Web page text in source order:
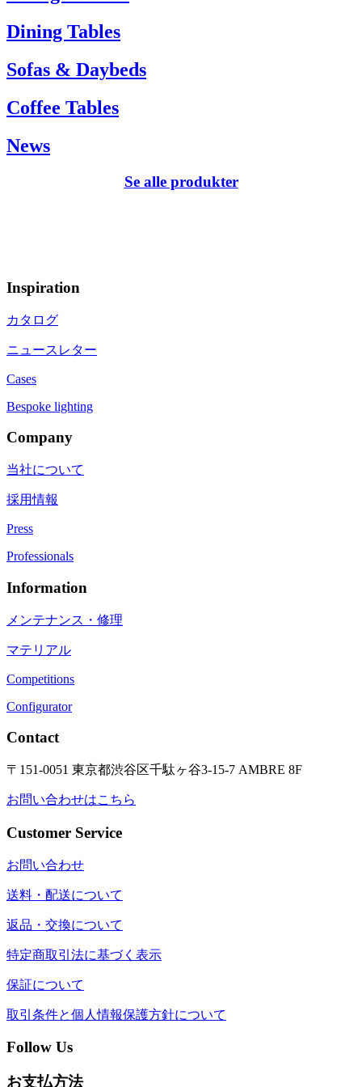
Dining Tables
Sofas & Daybeds
Coffee Tables
News
Se alle produkter
Inspiration
カタログ
ニュースレター
Cases
Bespoke lighting
Company
当社について
採用情報
Press
Professionals
Information
メンテナンス・修理
マテリアル
Competitions
Configurator
Contact
〒151-0051 東京都渋谷区千駄ヶ谷3-15-7 AMBRE 8F
お問い合わせはこちら
Customer Service
お問い合わせ
送料・配送について
返品・交換について
特定商取引法に基づく表示
保証について
取引条件と個人情報保護方針について
Follow Us
お支払方法